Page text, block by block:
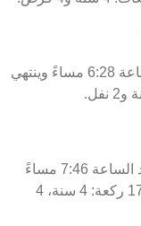
يبدأ وقت صلاة المغرب أنجان بوخار عند الساعة 6:28 مساءً وينتهي
يبدأ وقت صلاة العشاء أنجان بوخار اليوم عند الساعة 7:46 مساءً
وينتهي عند الفجر. تشمل هذه الصلاة الليلية 17 ركعة: 4 سنة، 4